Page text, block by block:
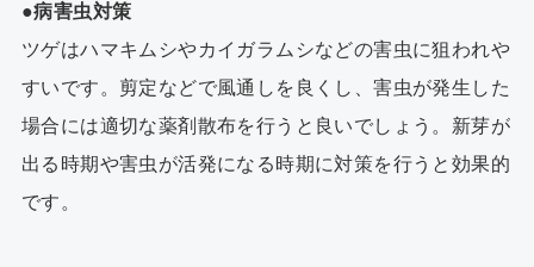
●病害虫対策
ツゲはハマキムシやカイガラムシなどの害虫に狙われや
すいです。剪定などで風通しを良くし、害虫が発生した
場合には適切な薬剤散布を行うと良いでしょう。新芽が
出る時期や害虫が活発になる時期に対策を行うと効果的
です。